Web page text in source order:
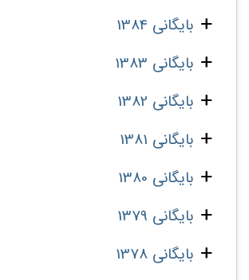
بایگانی 1384
بایگانی 1383
بایگانی 1382
بایگانی 1381
بایگانی 1380
بایگانی 1379
بایگانی 1378